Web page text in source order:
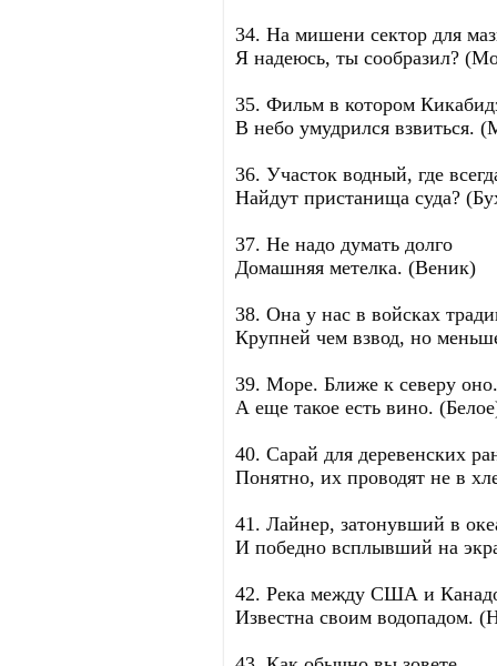
34. На мишени сектор для
Я надеюсь, ты сообразил?
35. Фильм в котором
В небо умудрился взвиться.
36. Участок водный, где
Найдут пристанища суда?
37. Не надо думать долго
Домашняя метелка. (Веник)
38. Она у нас в войсках
Крупней чем взвод, но
39. Море. Ближе к северу оно.
А еще такое есть вино.
40. Сарай для деревенских
Понятно, их проводят не в
41. Лайнер, затонувший в
И победно всплывший на
42. Река между США и
Известна своим водопадом.